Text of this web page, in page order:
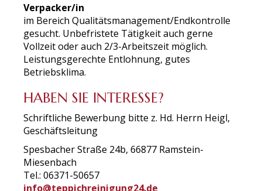
Verpacker/in
im Bereich Qualitätsmanagement/Endkontrolle
gesucht. Unbefristete Tätigkeit auch gerne
Vollzeit oder auch 2/3-Arbeitszeit möglich.
Leistungsgerechte Entlohnung, gutes
Betriebsklima.
HABEN SIE INTERESSE?
Schriftliche Bewerbung bitte z. Hd. Herrn Heigl,
Geschäftsleitung
Spesbacher Straße 24b, 66877 Ramstein-
Miesenbach
Tel.: 06371-50657
info@teppichreinigung24.de